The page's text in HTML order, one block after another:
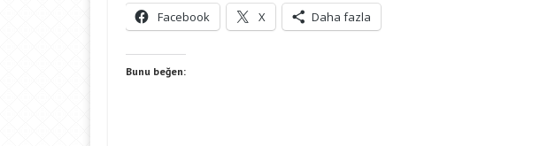
Facebook X Daha fazla
Bunu beğen: